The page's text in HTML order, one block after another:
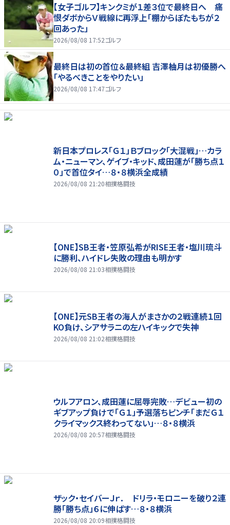
【女子ゴルフ】キンクミが１差３位で最終日へ 痛
恨ダボからＶ戦線に再浮上「棚からぼたもちが２
回あった」
2026/08/08 17:52ゴルフ
最終日は初の首位＆最終組 吉澤柚月は初優勝へ
「やるべきことをやりたい」
2026/08/08 17:47ゴルフ
新日本プロレス「Ｇ１」Ｂブロック「大混戦」…カラ
ム・ニューマン、ゲイブ・キッド、成田蓮が「勝ち点１
０」で首位タイ…８・８横浜全成績
2026/08/08 21:20相撲格闘技
【ONE】SB王者・笠原弘希がRISE王者・塩川琉斗
に勝利、ハイドレ失敗の理由も明かす
2026/08/08 21:03相撲格闘技
【ONE】元SB王者の海人がまさかの２戦連続１回
KO負け、シアサラニの左ハイキックで失神
2026/08/08 21:02相撲格闘技
ウルフアロン、成田蓮に屈辱完敗…デビュー初の
ギブアップ負けで「Ｇ１」予選落ちピンチ「まだＧ１
クライマックス終わってない」…８・８横浜
2026/08/08 20:57相撲格闘技
ザック・セイバーＪｒ． ドリラ・モロニーを破り２連
勝「勝ち点」６に伸ばす…８・８横浜
2026/08/08 20:09相撲格闘技